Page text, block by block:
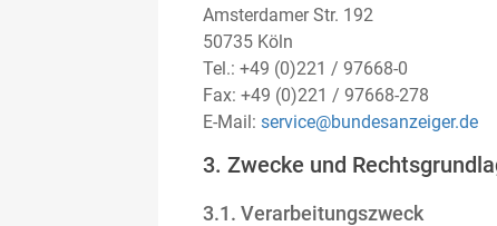
Amsterdamer Str. 192
50735 Köln
Tel.: +49 (0)221 / 97668-0
Fax: +49 (0)221 / 97668-278
E-Mail: service@bundesanzeiger.de
3. Zwecke und
3.1. Verarbeitungszweck